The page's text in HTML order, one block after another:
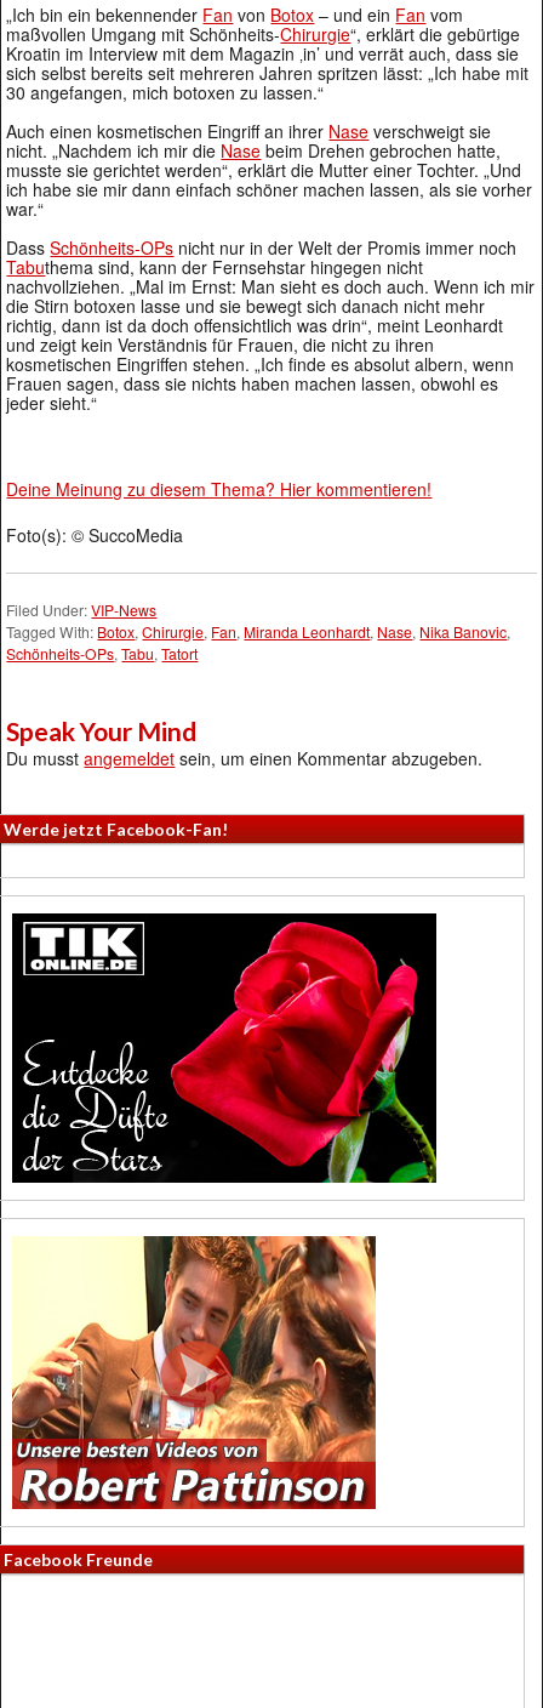
„Ich bin ein bekennender Fan von Botox – und ein Fan vom
maßvollen Umgang mit Schönheits-Chirurgie“, erklärt die gebürtige
Kroatin im Interview mit dem Magazin ‚in’ und verrät auch, dass sie
sich selbst bereits seit mehreren Jahren spritzen lässt: „Ich habe mit
30 angefangen, mich botoxen zu lassen.“
Auch einen kosmetischen Eingriff an ihrer Nase verschweigt sie
nicht. „Nachdem ich mir die Nase beim Drehen gebrochen hatte,
musste sie gerichtet werden“, erklärt die Mutter einer Tochter. „Und
ich habe sie mir dann einfach schöner machen lassen, als sie vorher
war.“
DassSchönheits-OPs nicht nur in der Welt der Promis immer noch
Tabuthema sind, kann der Fernsehstar hingegen nicht
nachvollziehen. „Mal im Ernst: Man sieht es doch auch. Wenn ich mir
die Stirn botoxen lasse und sie bewegt sich danach nicht mehr
richtig, dann ist da doch offensichtlich was drin“, meint Leonhardt
und zeigt kein Verständnis für Frauen, die nicht zu ihren
kosmetischen Eingriffen stehen. „Ich finde es absolut albern, wenn
Frauen sagen, dass sie nichts haben machen lassen, obwohl es
jeder sieht.“
Deine Meinung zu diesem Thema? Hier kommentieren!
Foto(s): © SuccoMedia
Filed Under:VIP-News
Tagged With: Botox,Chirurgie, Fan, Miranda Leonhardt, Nase, Nika Banovic,
Schönheits-OPs,Tabu,Tatort
Speak Your Mind
Du musstangemeldet sein, um einen Kommentar abzugeben.
Werde jetzt Facebook-Fan!
Facebook Freunde